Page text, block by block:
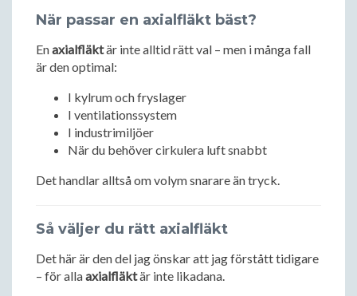
När passar en axialfläkt bäst?
Enaxialfläktär inte alltid rätt val – men i många fall
är den optimal:
I kylrum och fryslager
I ventilationssystem
I industrimiljöer
När du behöver cirkulera luft snabbt
Det handlar alltså om volym snarare än tryck.
Så väljer du rätt axialfläkt
Det här är den del jag önskar att jag förstått tidigare
– för allaaxialfläktär inte likadana.